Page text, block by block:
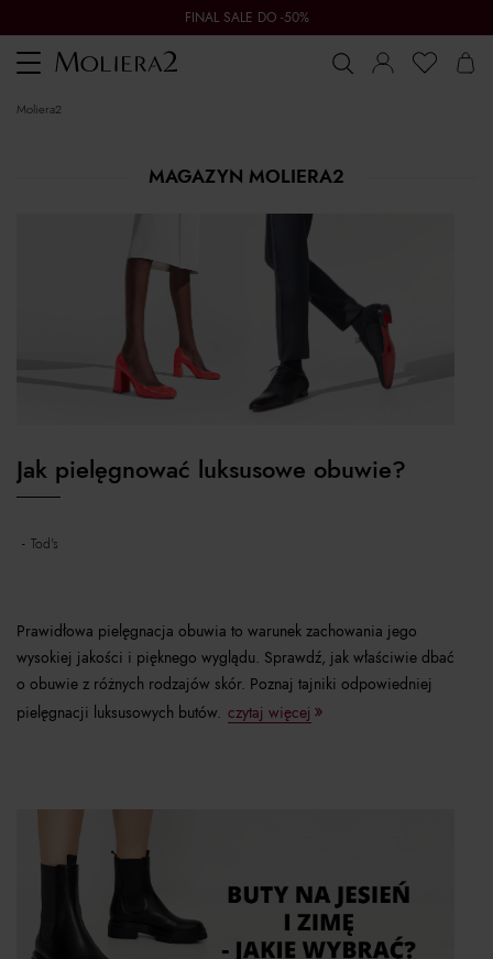
FINAL SALE DO -50%
Toggle
navigation
moliera2
MAGAZYN MOLIERA2
Jak pielęgnować luksusowe obuwie?
tod's
Prawidłowa pielęgnacja obuwia to warunek zachowania jego
wysokiej jakości i pięknego wyglądu. Sprawdź, jak właściwie dbać
o obuwie z różnych rodzajów skór. Poznaj tajniki odpowiedniej
pielęgnacji luksusowych butów. czytaj więcej